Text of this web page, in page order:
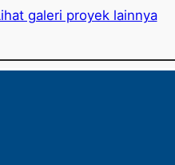
galeri proyek lainnya